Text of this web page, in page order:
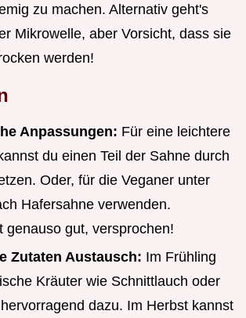
zu machen. Alternativ geht's
Mikrowelle, aber Vorsicht, dass sie
werden!
Anpassungen: Für eine leichtere
du einen Teil der Sahne durch
Oder, für die Veganer unter
Hafersahne verwenden.
genauso gut, versprochen!
Zutaten Austausch: Im Frühling
Kräuter wie Schnittlauch oder
dazu. Im Herbst kannst